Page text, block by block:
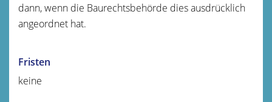
dann, wenn die Baurechtsbehörde dies ausdrücklich
angeordnet hat.
Fristen
keine